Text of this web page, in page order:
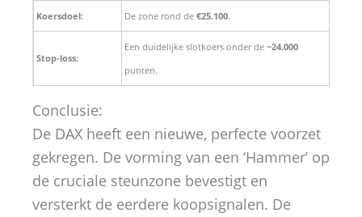
Koersdoel: De zone rond de €25.100.
Stop-loss:
Een duidelijke slotkoers onder de ~24.000
punten.
Conclusie:
De DAX heeft een nieuwe, perfecte voorzet
gekregen. De vorming van een ‘Hammer’ op
de cruciale steunzone bevestigt en
versterkt de eerdere koopsignalen. De